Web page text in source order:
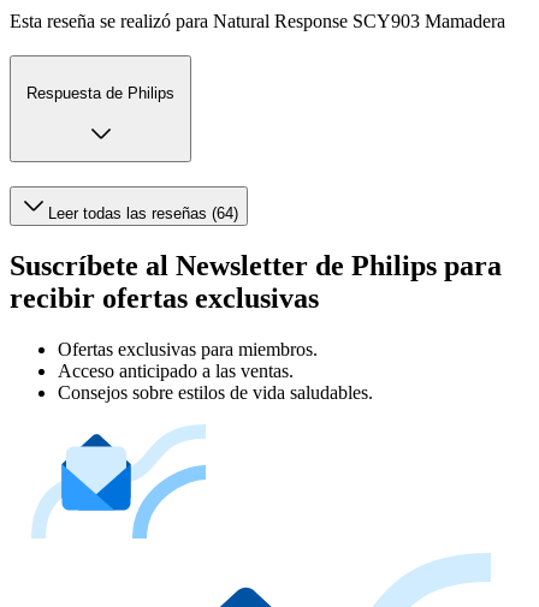
Esta reseña se realizó para Natural Response SCY903 Mamadera
Respuesta de Philips
Leer todas las reseñas (64)
Suscríbete al Newsletter de Philips para
recibir ofertas exclusivas
Ofertas exclusivas para miembros.
Acceso anticipado a las ventas.
Consejos sobre estilos de vida saludables.